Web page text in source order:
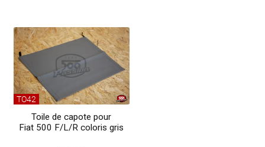
TO42
Toile de capote pour
Fiat 500 F/L/R coloris gris